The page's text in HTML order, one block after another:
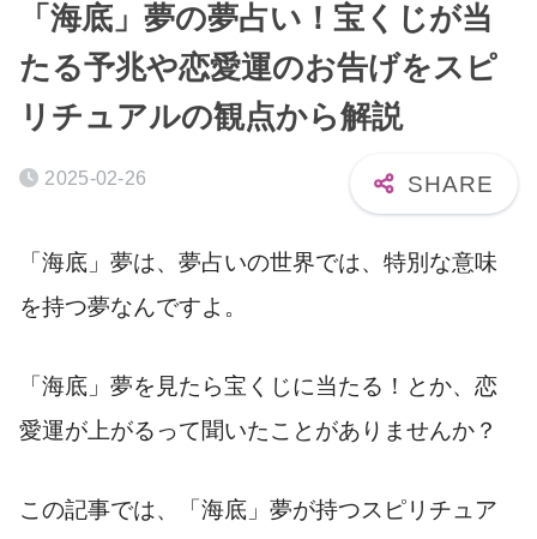
「海底」夢の夢占い！宝くじが当
たる予兆や恋愛運のお告げをスピ
リチュアルの観点から解説
2025-02-26
「海底」夢は、夢占いの世界では、特別な意味
を持つ夢なんですよ。
「海底」夢を見たら宝くじに当たる！とか、恋
愛運が上がるって聞いたことがありませんか？
この記事では、「海底」夢が持つスピリチュア